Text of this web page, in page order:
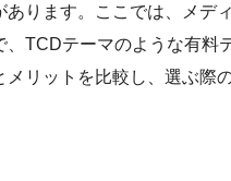
あります。ここでは、メデ
、TCDテーマのような有料
メリットを比較し、選ぶ際